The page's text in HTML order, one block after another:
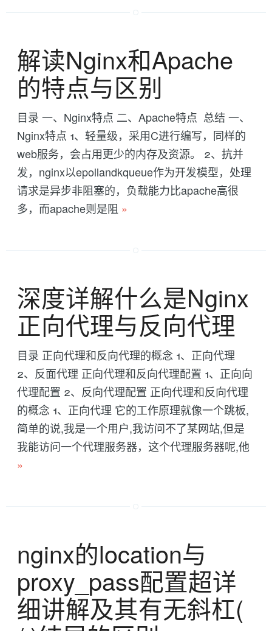
解读Nginx和Apache
的特点与区别
目录 一、Nginx特点 二、Apache特点 总结 一、
Nginx特点 1、轻量级，采用C进行编写，同样的
web服务，会占用更少的内存及资源。 2、抗并
发，nginx以epollandkqueue作为开发模型，处理
请求是异步非阻塞的，负载能力比apache高很
多，而apache则是阻 »
深度详解什么是Nginx
正向代理与反向代理
目录 正向代理和反向代理的概念 1、正向代理
2、反面代理 正向代理和反向代理配置 1、正向向
代理配置 2、反向代理配置 正向代理和反向代理
的概念 1、正向代理 它的工作原理就像一个跳板,
简单的说,我是一个用户,我访问不了某网站,但是
我能访问一个代理服务器，这个代理服务器呢,他
»
nginx的location与
proxy_pass配置超详
细讲解及其有无斜杠(